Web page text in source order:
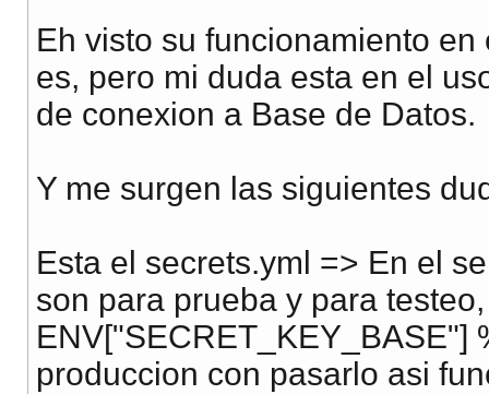
Eh visto su funcionamiento
es, pero mi duda esta en el
de conexion a Base de Datos.
Y me surgen las siguientes
Esta el secrets.yml => En el
son para prueba y para
ENV["SECRET_KEY_BASE"]
produccion con pasarlo asi